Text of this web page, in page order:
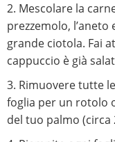
2. Mescolare la
prezzemolo,
grande ciotola. Fai
cappuccio è già
3. Rimuovere tutte
foglia per un rotolo
del tuo palmo (circa